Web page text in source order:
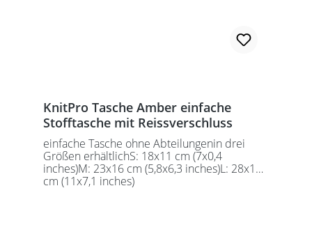
KnitPro Tasche Amber einfache
Stofftasche mit Reissverschluss
einfache Tasche ohne Abteilungenin drei
Größen erhältlichS: 18x11 cm (7x0,4
inches)M: 23x16 cm (5,8x6,3 inches)L: 28x18
cm (11x7,1 inches)